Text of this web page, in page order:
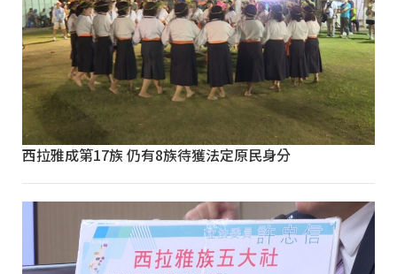
西拉雅成第17族 仍有8族待獲法定原民身分